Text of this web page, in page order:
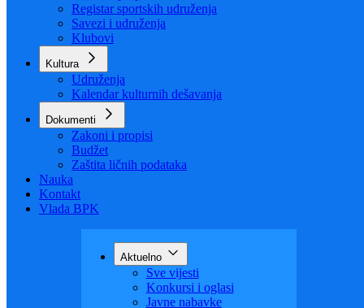
Sport
Sport u BPK
Zakoni i propisi
Registar sportskih udruženja
Savezi i udruženja
Klubovi
Udruženja
Kalendar kulturnih dešavanja
Dokumenti
Zakoni i propisi
Budžet
Zaštita ličnih podataka
Aktuelno